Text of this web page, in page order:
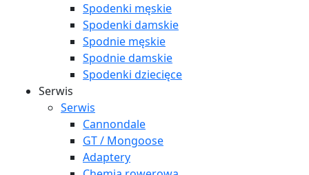
Spodenki męskie
Spodenki damskie
Spodnie męskie
Spodnie damskie
Spodenki dziecięce
Serwis
Serwis
Cannondale
GT / Mongoose
Adaptery